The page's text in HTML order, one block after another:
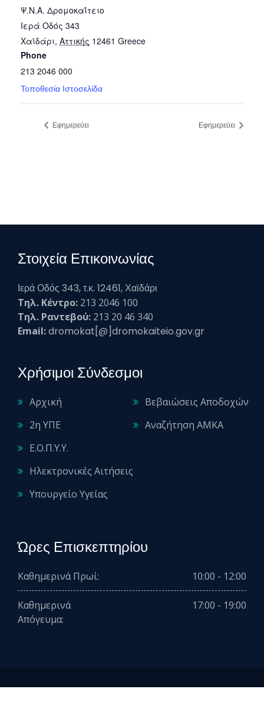
Ψ.Ν.Α. Δρομοκαΐτειο
Ιερά Οδός 343
Χαϊδάρι, Αττικής 12461 Greece
Phone
213 2046 000
Τοποθεσία Ιστοσελίδα
Εφημερεύει Εφημερεύει
Στοιχεία Επικοινωνίας
Ιερά Οδός 343, τ.κ. 12461, Χαϊδάρι
Τηλ. Κέντρο: 213 2046 100
Τηλ. Ραντεβού: 213 20 46 340
Email:dromokat[@]dromokaiteio.gov.gr
Χρήσιμοι Σύνδεσμοι
Αρχική
2η ΥΠΕ
Ε.Ο.Π.Υ.Υ.
Ηλεκτρονικές Αιτήσεις
Υπουργείο Υγείας
Βεβαιώσεις Αποδοχών
Αναζήτηση ΑΜΚΑ
Ώρες Επισκεπτηρίου
Καθημερινά Πρωί: 10:00 - 12:00
Καθημερινά
Απόγευμα:
17:00 - 19:00